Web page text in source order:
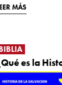
MÁS
es la